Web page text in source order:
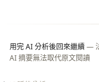
用完 AI 分析後回來繼續—
AI 摘要無法取代原文閱讀